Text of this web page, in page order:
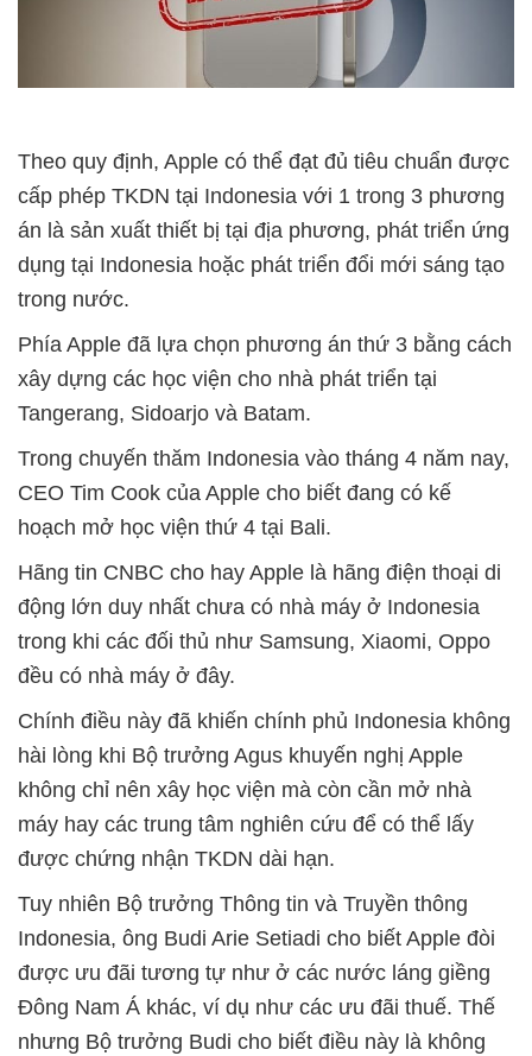
Theo quy định, Apple có thể đạt đủ tiêu chuẩn được
cấp phép TKDN tại Indonesia với 1 trong 3 phương
án là sản xuất thiết bị tại địa phương, phát triển ứng
dụng tại Indonesia hoặc phát triển đổi mới sáng tạo
trong nước.
Phía Apple đã lựa chọn phương án thứ 3 bằng cách
xây dựng các học viện cho nhà phát triển tại
Tangerang, Sidoarjo và Batam.
Trong chuyến thăm Indonesia vào tháng 4 năm nay,
CEO Tim Cook của Apple cho biết đang có kế
hoạch mở học viện thứ 4 tại Bali.
Hãng tin CNBC cho hay Apple là hãng điện thoại di
động lớn duy nhất chưa có nhà máy ở Indonesia
trong khi các đối thủ như Samsung, Xiaomi, Oppo
đều có nhà máy ở đây.
Chính điều này đã khiến chính phủ Indonesia không
hài lòng khi Bộ trưởng Agus khuyến nghị Apple
không chỉ nên xây học viện mà còn cần mở nhà
máy hay các trung tâm nghiên cứu để có thể lấy
được chứng nhận TKDN dài hạn.
Tuy nhiên Bộ trưởng Thông tin và Truyền thông
Indonesia, ông Budi Arie Setiadi cho biết Apple đòi
được ưu đãi tương tự như ở các nước láng giềng
Đông Nam Á khác, ví dụ như các ưu đãi thuế. Thế
nhưng Bộ trưởng Budi cho biết điều này là không